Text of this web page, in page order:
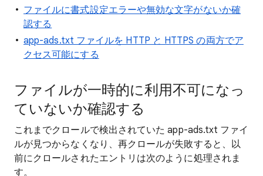
ファイルに書式設定エラーや無効な文字がないか確
認する
app-ads.txt ファイルを HTTP と HTTPS の両方でア
クセス可能にする
ファイルが一時的に利用不可になっ
ていないか確認する
これまでクロールで検出されていた app-ads.txt ファイ
ルが見つからなくなり、再クロールが失敗すると、以
前にクロールされたエントリは次のように処理されま
す。